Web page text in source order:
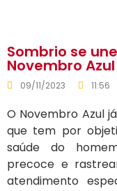
Sombrio se
Novembro Azul
09/11/2023 11:56
O Novembro Azul
que tem por
saúde do
precoce e
atendimento